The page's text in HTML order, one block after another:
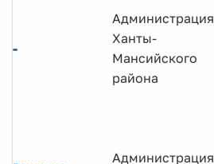
-
Администрация
Ханты-
Мансийского
района
Администрация